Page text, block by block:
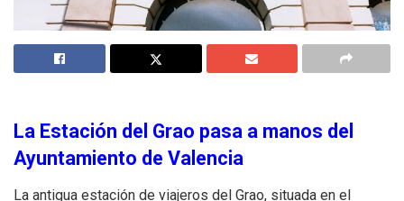
La Estación del Grao pasa a manos del
Ayuntamiento de Valencia
La antigua estación de viajeros del Grao, situada en el